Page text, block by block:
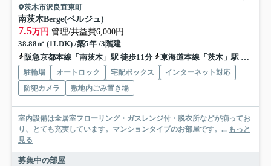
茨木市沢良宜東町
南茨木Berge(ベルジュ)
7.5万円 管理/共益費6,000円
38.88㎡ (1LDK) /築5年 /3階建
阪急京都本線「南茨木」駅 徒歩11分
東海道本線「茨木」駅 徒歩30分
駐輪場 オートロック 宅配ボックス
インターネット対応
防犯カメラ
敷地内ごみ置き場
室内設備は全居室フローリング・ガスレンジ付・脱衣所などが揃ってお
り、とても充実しています。マンションタイプのお部屋です。... もっと
見る
募集中の部屋